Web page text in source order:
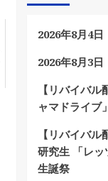
2026年8月4
2026年8月3
【リバイバ
ャマドライブ
【リバイバ
研究生 「レ
生誕祭